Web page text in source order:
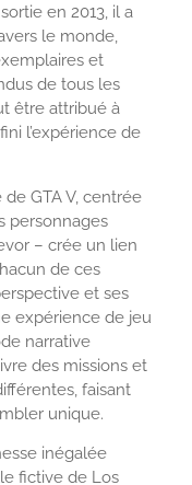
en 2013, il a
le monde,
et
de tous les
être attribué à
l’expérience de
de GTA V, centrée
personnages
– crée un lien
de ces
et ses
expérience de jeu
narrative
des missions et
faisant
unique.
inégalée
fictive de Los